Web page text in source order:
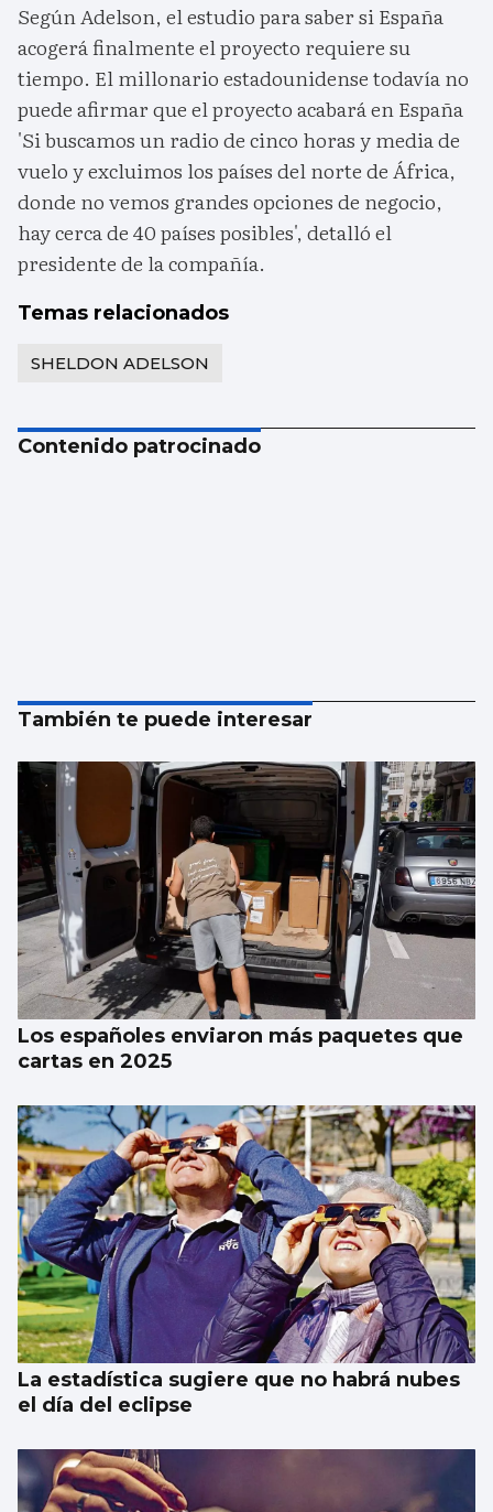
Según Adelson, el estudio para saber si España
acogerá finalmente el proyecto requiere su
tiempo. El millonario estadounidense todavía no
puede afirmar que el proyecto acabará en España
'Si buscamos un radio de cinco horas y media de
vuelo y excluimos los países del norte de África,
donde no vemos grandes opciones de negocio,
hay cerca de 40 países posibles', detalló el
presidente de la compañía.
Temas relacionados
SHELDON ADELSON
Contenido patrocinado
También te puede interesar
Los españoles enviaron más paquetes que
cartas en 2025
La estadística sugiere que no habrá nubes
el día del eclipse